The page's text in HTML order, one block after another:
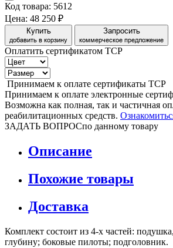
Код товара: 5612
Цена: 48 250 ₽
Купить
добавить в корзину
Запросить
коммерческое предложение
Оплатить сертификатом ТСР
Принимаем к оплате сертификаты ТСР
Принимаем к оплате электронные
Возможна как полная, так и частичная
реабилитационных средств.
ЗАДАТЬ ВОПРОСпо данному товару
Описание
Похожие товары
Доставка
Комплект состоит из 4-х частей:
глубину; боковые пилоты; подголовник.